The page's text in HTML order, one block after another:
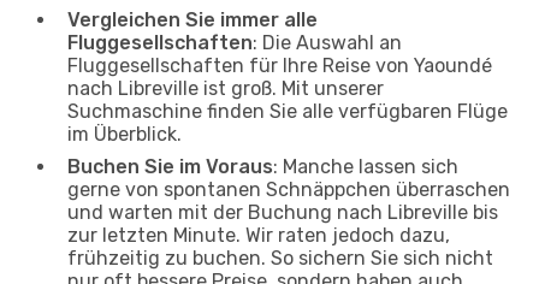
Vergleichen Sie immer alle
Fluggesellschaften: Die Auswahl an
Fluggesellschaften für Ihre Reise von Yaoundé
nach Libreville ist groß. Mit unserer
Suchmaschine finden Sie alle verfügbaren Flüge
im Überblick.
Buchen Sie im Voraus: Manche lassen sich
gerne von spontanen Schnäppchen überraschen
und warten mit der Buchung nach Libreville bis
zur letzten Minute. Wir raten jedoch dazu,
frühzeitig zu buchen. So sichern Sie sich nicht